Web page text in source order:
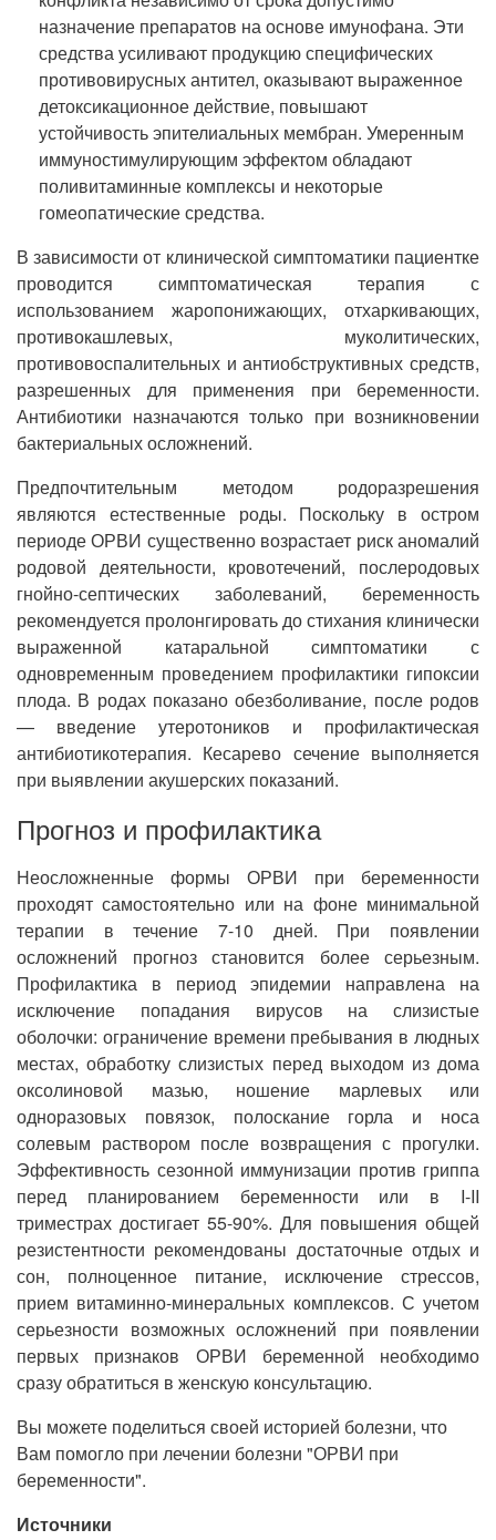
назначение препаратов на основе имунофана. Эти
средства усиливают продукцию специфических
противовирусных антител, оказывают выраженное
детоксикационное действие, повышают
устойчивость эпителиальных мембран. Умеренным
иммуностимулирующим эффектом обладают
поливитаминные комплексы и некоторые
гомеопатические средства.
В зависимости от клинической симптоматики пациентке
проводится симптоматическая терапия с
использованием жаропонижающих, отхаркивающих,
противокашлевых, муколитических,
противовоспалительных и антиобструктивных средств,
разрешенных для применения при беременности.
Антибиотики назначаются только при возникновении
бактериальных осложнений.
Предпочтительным методом родоразрешения
являются естественные роды. Поскольку в остром
периоде ОРВИ существенно возрастает риск аномалий
родовой деятельности, кровотечений, послеродовых
гнойно-септических заболеваний, беременность
рекомендуется пролонгировать до стихания клинически
выраженной катаральной симптоматики с
одновременным проведением профилактики гипоксии
плода. В родах показано обезболивание, после родов
— введение утеротоников и профилактическая
антибиотикотерапия. Кесарево сечение выполняется
при выявлении акушерских показаний.
Прогноз и профилактика
Неосложненные формы ОРВИ при беременности
проходят самостоятельно или на фоне минимальной
терапии в течение 7-10 дней. При появлении
осложнений прогноз становится более серьезным.
Профилактика в период эпидемии направлена на
исключение попадания вирусов на слизистые
оболочки: ограничение времени пребывания в людных
местах, обработку слизистых перед выходом из дома
оксолиновой мазью, ношение марлевых или
одноразовых повязок, полоскание горла и носа
солевым раствором после возвращения с прогулки.
Эффективность сезонной иммунизации против гриппа
перед планированием беременности или в I-II
триместрах достигает 55-90%. Для повышения общей
резистентности рекомендованы достаточные отдых и
сон, полноценное питание, исключение стрессов,
прием витаминно-минеральных комплексов. С учетом
серьезности возможных осложнений при появлении
первых признаков ОРВИ беременной необходимо
сразу обратиться в женскую консультацию.
Вы можете поделиться своей историей болезни, что
Вам помогло при лечении болезни "ОРВИ при
беременности".
Источники